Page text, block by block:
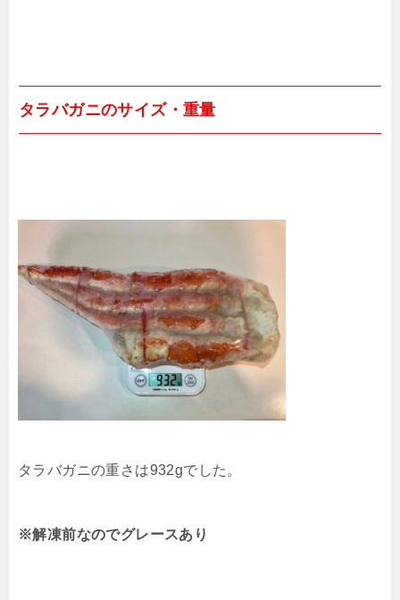
タラバガニのサイズ・重量
タラバガニの重さは932gでした。
※解凍前なのでグレースあり